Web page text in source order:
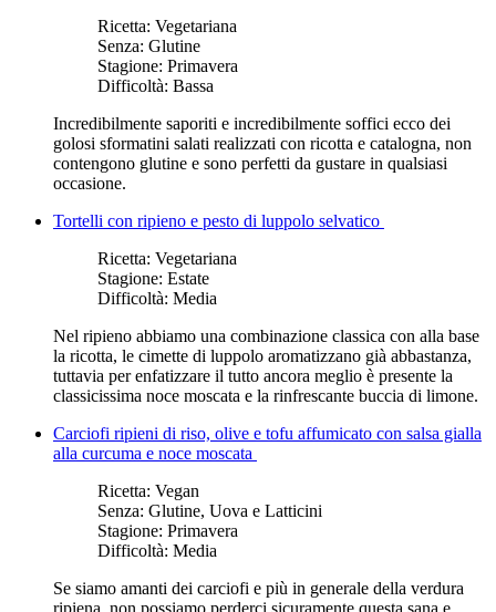
Ricetta: Vegetariana
Senza: Glutine
Stagione: Primavera
Difficoltà: Bassa
Incredibilmente saporiti e incredibilmente soffici ecco dei
golosi sformatini salati realizzati con ricotta e catalogna, non
contengono glutine e sono perfetti da gustare in qualsiasi
occasione.
Tortelli con ripieno e pesto di luppolo selvatico
Ricetta: Vegetariana
Stagione: Estate
Difficoltà: Media
Nel ripieno abbiamo una combinazione classica con alla base
la ricotta, le cimette di luppolo aromatizzano già abbastanza,
tuttavia per enfatizzare il tutto ancora meglio è presente la
classicissima noce moscata e la rinfrescante buccia di limone.
Carciofi ripieni di riso, olive e tofu affumicato con salsa gialla
alla curcuma e noce moscata
Ricetta: Vegan
Senza: Glutine, Uova e Latticini
Stagione: Primavera
Difficoltà: Media
Se siamo amanti dei carciofi e più in generale della verdura